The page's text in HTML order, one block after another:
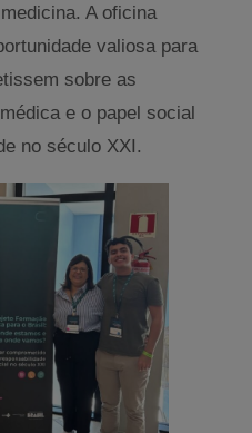
A oficina
valiosa para
sobre as
e o papel social
no século XXI.